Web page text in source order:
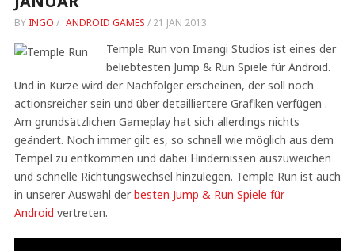
BY INGO / ANDROID GAMES / 21 JAN 2013
Temple Run von Imangi Studios ist eines der
beliebtesten Jump & Run Spiele für Android.
Und in Kürze wird der Nachfolger erscheinen, der soll noch
actionsreicher sein und über detailliertere Grafiken verfügen .
Am grundsätzlichen Gameplay hat sich allerdings nichts
geändert. Noch immer gilt es, so schnell wie möglich aus dem
Tempel zu entkommen und dabei Hindernissen auszuweichen
und schnelle Richtungswechsel hinzulegen. Temple Run ist auch
in unserer Auswahl der besten Jump & Run Spiele für
Android vertreten.